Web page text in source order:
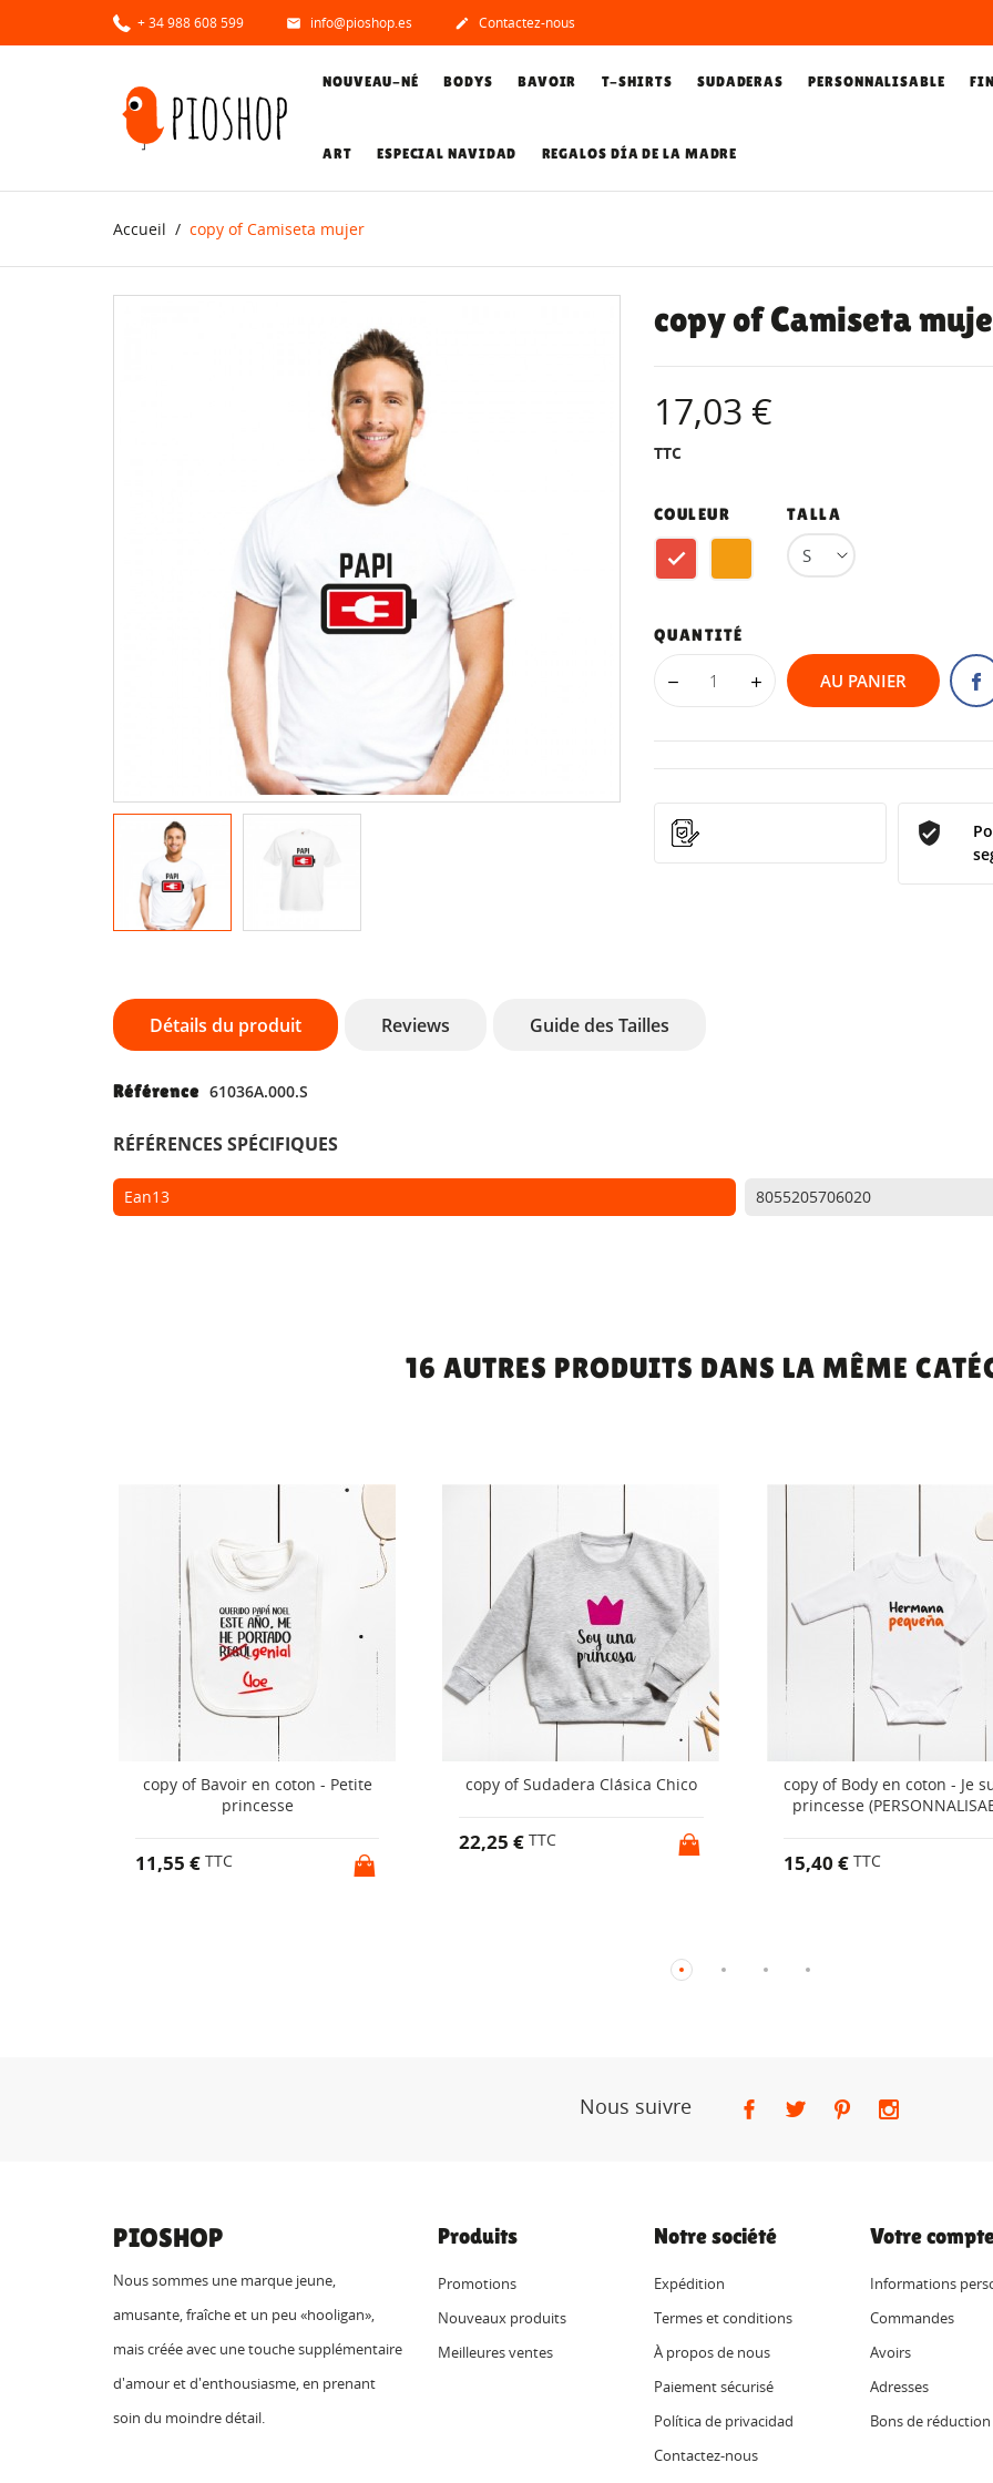
+ 34 988 608 599  info@pioshop.es  Contactez-nous
NOUVEAU-NÉ BODYS BAVOIR T-SHIRTS SUDADERAS PERSONNALISABLE
ART ESPECIAL NAVIDAD REGALOS DÍA DE LA MADRE
Accueil copy of Camiseta mujer
copy of Camiseta
17,03 €
TTC
COULEUR
RougeOrange
TALLA
QUANTITÉ
AU PANIER
Détails du produit Reviews Guide des Tailles
Référence 61036A.000.S
RÉFÉRENCES SPÉCIFIQUES
Ean13 8055205706020
16 AUTRES PRODUITS DANS LA MÊME
copy of Bavoir en coton - Petite
princesse
11,55 €TTC
copy of Sudadera Clásica Chico
22,25 € TTC
copy of Body en coton - Je
princesse
15,40 €TTC
Nous suivre
PIOSHOP
Nous sommes une marque jeune,
amusante, fraîche et un peu «hooligan»,
mais créée avec une touche supplémentaire
d'amour et d'enthousiasme, en prenant
soin du moindre détail.
Produits
Promotions
Nouveaux produits
Meilleures ventes
Notre société
Expédition
Termes et conditions
À propos de nous
Paiement sécurisé
Política de privacidad
Contactez-nous
Votre
Informations
Commandes
Avoirs
Adresses
Bons de réduction